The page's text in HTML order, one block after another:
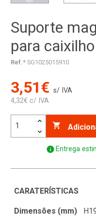
Suporte
para caixilho
Ref.ª SG1025015910
3,51€ s/ IVA
4,32€ c/ IVA

info Entrega
CARATERÍSTICAS
Dimensões (mm)